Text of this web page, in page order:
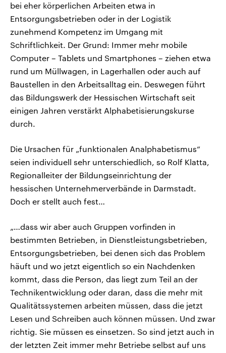
bei eher körperlichen Arbeiten etwa in
Entsorgungsbetrieben oder in der Logistik
zunehmend Kompetenz im Umgang mit
Schriftlichkeit. Der Grund: Immer mehr mobile
Computer – Tablets und Smartphones – ziehen etwa
rund um Müllwagen, in Lagerhallen oder auch auf
Baustellen in den Arbeitsalltag ein. Deswegen führt
das Bildungswerk der Hessischen Wirtschaft seit
einigen Jahren verstärkt Alphabetisierungskurse
durch.
Die Ursachen für „funktionalen Analphabetismus“
seien individuell sehr unterschiedlich, so Rolf Klatta,
Regionalleiter der Bildungseinrichtung der
hessischen Unternehmerverbände in Darmstadt.
Doch er stellt auch fest…
„…dass wir aber auch Gruppen vorfinden in
bestimmten Betrieben, in Dienstleistungsbetrieben,
Entsorgungsbetrieben, bei denen sich das Problem
häuft und wo jetzt eigentlich so ein Nachdenken
kommt, dass die Person, das liegt zum Teil an der
Technikentwicklung oder daran, dass die mehr mit
Qualitätssystemen arbeiten müssen, dass die jetzt
Lesen und Schreiben auch können müssen. Und zwar
richtig. Sie müssen es einsetzen. So sind jetzt auch in
der letzten Zeit immer mehr Betriebe selbst auf uns